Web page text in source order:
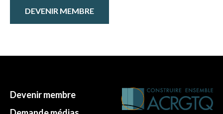
DEVENIR MEMBRE
Devenir membre